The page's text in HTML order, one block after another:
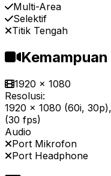
Multi-Area
Selektif
Titik Tengah
1920 x 1080
Resolusi:
1920 x 1080 (60i,
(30 fps)
Audio
Port Mikrofon
Port Headphone